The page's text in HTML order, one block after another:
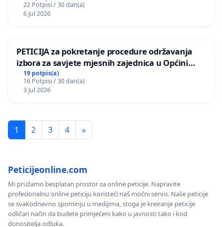
22 Potpisi / 30 dan(a)
6 Jul 2026
PETICIJA za pokretanje procedure održavanja
izbora za savjete mjesnih zajednica u Općini
Bugojno
19 potpis(a)
16 Potpisi / 30 dan(a)
3 Jul 2026
1 2 3 4 »
Peticijeonline.com
Mi pružamo besplatan prostor za online peticije. Napravite
profesionalnu online peticiju koristeći naš močni servis. Naše peticije
se svakodnevno spominju u medijima, stoga je kreiranje peticije
odličan način da budete primjećeni kako u javnosti tako i kod
donositelja odluka.